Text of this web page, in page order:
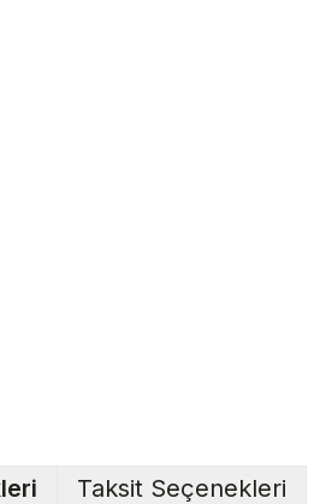
Taksit Seçenekleri